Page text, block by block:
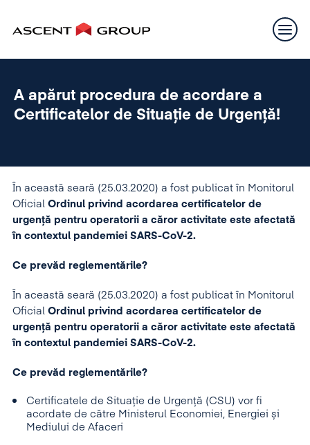
A apărut procedura de acordare a
Certificatelor de Situație de Urgență!
În această seară (25.03.2020) a fost publicat în Monitorul
Oficial Ordinul privind acordarea certificatelor de
urgență pentru operatorii a căror activitate este afectată
în contextul pandemiei SARS-CoV-2.
Ce prevăd reglementările?
În această seară (25.03.2020) a fost publicat în Monitorul
Oficial Ordinul privind acordarea certificatelor de
urgență pentru operatorii a căror activitate este afectată
în contextul pandemiei SARS-CoV-2.
Ce prevăd reglementările?
Certificatele de Situație de Urgență (CSU) vor fi
acordate de către Ministerul Economiei, Energiei și
Mediului de Afaceri